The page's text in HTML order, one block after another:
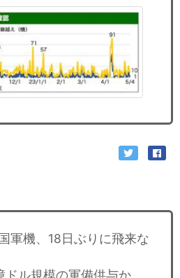
軍機、18日ぶりに飛来な